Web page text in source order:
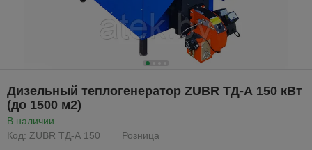
Дизельный теплогенератор ZUBR ТД-А 150 кВт
(до 1500 м2)
В наличии
Код: ZUBR ТД-А 150
Розница